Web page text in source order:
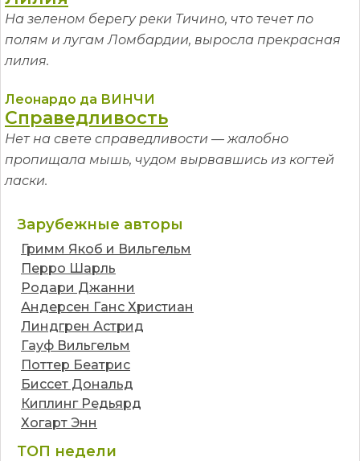
На зеленом берегу реки Тичино, что течет по
полям и лугам Ломбардии, выросла прекрасная
лилия.
Леонардо да ВИНЧИ
Справедливость
Нет на свете справедливости — жалобно
пропищала мышь, чудом вырвавшись из когтей
ласки.
Зарубежные авторы
Гримм Якоб и Вильгельм
Перро Шарль
Родари Джанни
Андерсен Ганс Христиан
Линдгрен Астрид
Гауф Вильгельм
Поттер Беатрис
Биссет Дональд
Киплинг Редьярд
Хогарт Энн
ТОП недели